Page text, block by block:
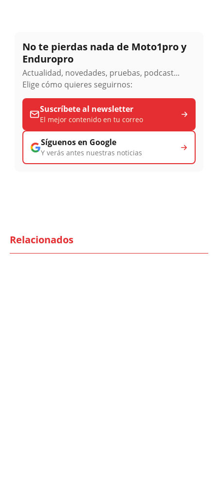
No te pierdas nada de Moto1pro y
Enduropro
Actualidad, novedades, pruebas, podcast...
Elige cómo quieres seguirnos:
Suscríbete al newsletter
El mejor contenido en tu correo
Síguenos en Google
Y verás antes nuestras noticias
Relacionados